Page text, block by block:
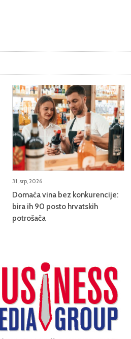
31, srp, 2026
Domaća vina bez konkurencije:
bira ih 90 posto hrvatskih
potrošača